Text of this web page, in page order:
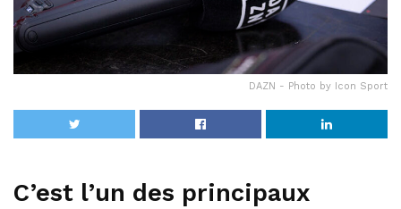
DAZN - Photo by Icon Sport
C’est l’un des principaux